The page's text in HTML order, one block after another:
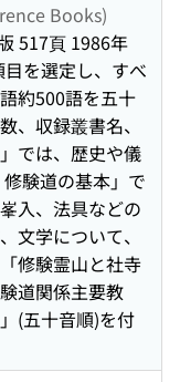
Books)
517頁 1986年
を選定し、すべ
約500語を五十
、収録叢書名、
では、歴史や儀
験道の基本」で
入、法具などの
文学について、
修験霊山と社寺
道関係主要教
(五十音順)を付